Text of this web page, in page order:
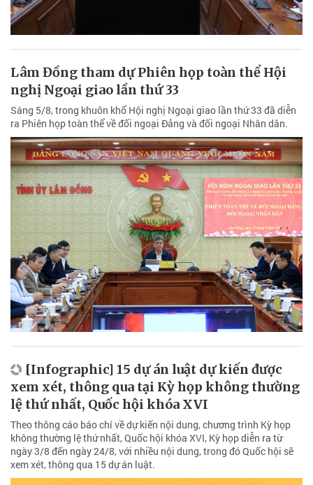
Lâm Đồng tham dự Phiên họp toàn thể Hội
nghị Ngoại giao lần thứ 33
Sáng 5/8, trong khuôn khổ Hội nghị Ngoại giao lần thứ 33 đã diễn
ra Phiên họp toàn thể về đối ngoại Đảng và đối ngoại Nhân dân.
[Infographic] 15 dự án luật dự kiến được
xem xét, thông qua tại Kỳ họp không thường
lệ thứ nhất, Quốc hội khóa XVI
Theo thông cáo báo chí về dự kiến nội dung, chương trình Kỳ họp
không thường lệ thứ nhất, Quốc hội khóa XVI, Kỳ họp diễn ra từ
ngày 3/8 đến ngày 24/8, với nhiều nội dung, trong đó Quốc hội sẽ
xem xét, thông qua 15 dự án luật.